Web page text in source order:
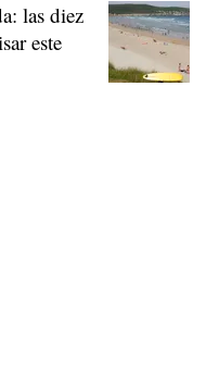
las diez
este